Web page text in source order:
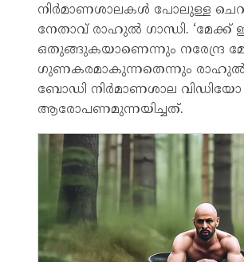
നിർമാണശാലകൾ പോലുള്ള
നേതാവ് രാഹുൽ ഗാന്ധി. ‘മേക്ക്
ഒതുങ്ങുകയാണെന്നും നരേന്ദ്ര
ഗുണകരമാകുന്നതെന്നും രാഹുൽ
ബോഡി നിർമാണശാല വിഡിയോ
ആരോപണമുന്നയിച്ചത്.